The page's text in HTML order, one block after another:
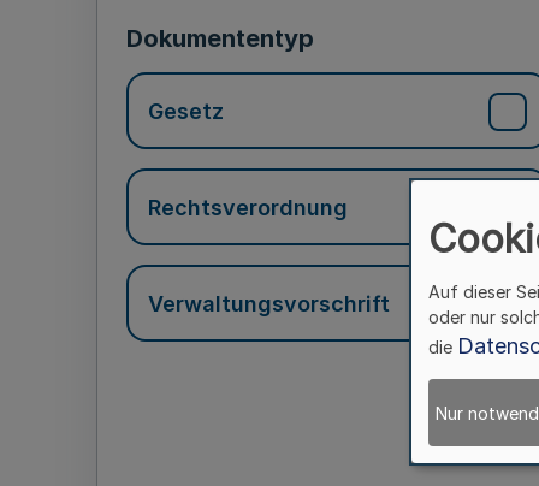
Dokumententyp
Gesetz
Rechtsverordnung
Verwaltungsvorschrift
Auf dieser
oder nur
die
Nur